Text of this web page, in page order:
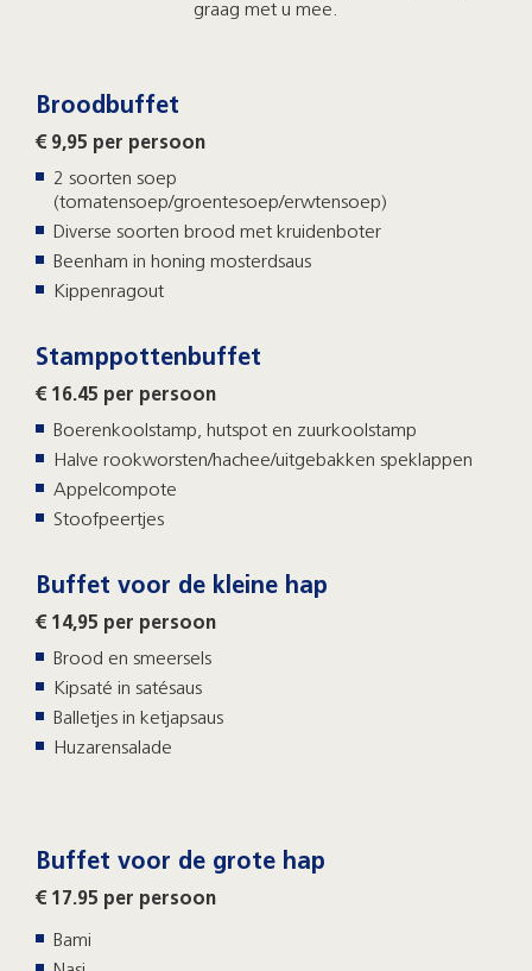
graag met u mee.
Broodbuffet
€ 9,95 per persoon
2 soorten soep
(tomatensoep/groentesoep/erwtensoep)
Diverse soorten brood met kruidenboter
Beenham in honing mosterdsaus
Kippenragout
Stamppottenbuffet
€ 16.45 per persoon
Boerenkoolstamp, hutspot en zuurkoolstamp
Halve rookworsten/hachee/uitgebakken speklappen
Appelcompote
Stoofpeertjes
Buffet voor de kleine hap
€ 14,95 per persoon
Brood en smeersels
Kipsaté in satésaus
Balletjes in ketjapsaus
Huzarensalade
Buffet voor de grote hap
€ 17.95 per persoon
Bami